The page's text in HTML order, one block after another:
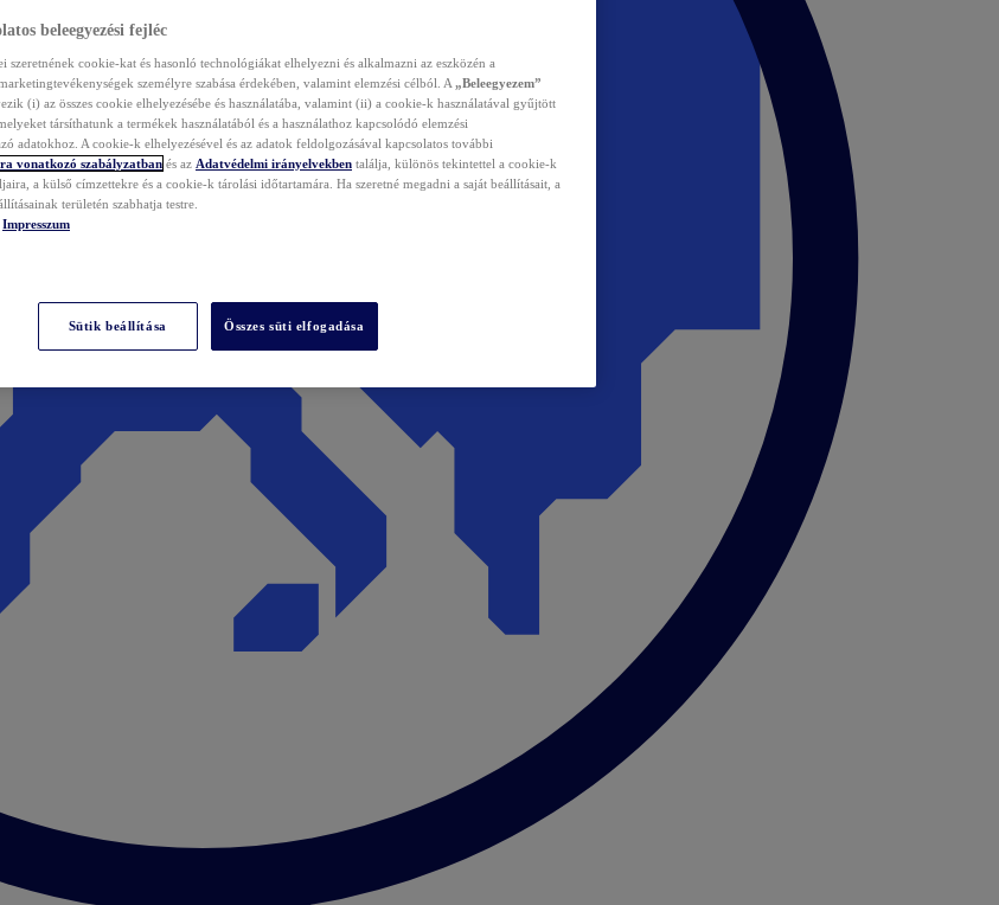
beleegyezési fejléc
szeretnének cookie-kat és hasonló technológiákat elhelyezni és alkalmazni az eszközén a
személyre szabása érdekében, valamint elemzési célból. A „Beleegyezem”
(i) az összes cookie elhelyezésébe és használatába, valamint (ii) a cookie-k használatával gyűjtött
társíthatunk a termékek használatából és a használathoz kapcsolódó elemzési
adatokhoz. A cookie-k elhelyezésével és az adatok feldolgozásával kapcsolatos további
vonatkozó szabályzatban és az Adatvédelmi irányelvekben találja, különös tekintettel a cookie-k
a külső címzettekre és a cookie-k tárolási időtartamára. Ha szeretné megadni a saját beállításait, a
területén szabhatja testre.
Impresszum
Sütik beállítása Összes süti elfogadása